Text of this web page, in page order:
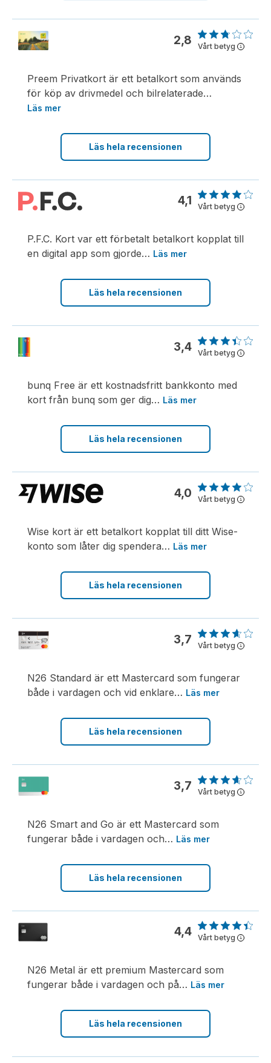
2,8 Vårt betyg i
Preem Privatkort är ett betalkort som används
för köp av drivmedel och bilrelaterade…
Läs mer
Läs hela recensionen
4,1 Vårt betyg i
P.F.C. Kort var ett förbetalt betalkort kopplat till
en digital app som gjorde… Läs mer
Läs hela recensionen
3,4 Vårt betyg i
bunq Free är ett kostnadsfritt bankkonto med
kort från bunq som ger dig… Läs mer
Läs hela recensionen
4,0 Vårt betyg i
Wise kort är ett betalkort kopplat till ditt Wise-
konto som låter dig spendera… Läs mer
Läs hela recensionen
3,7 Vårt betyg i
N26 Standard är ett Mastercard som fungerar
både i vardagen och vid enklare… Läs mer
Läs hela recensionen
3,7 Vårt betyg i
N26 Smart and Go är ett Mastercard som
fungerar både i vardagen och… Läs mer
Läs hela recensionen
4,4 Vårt betyg i
N26 Metal är ett premium Mastercard som
fungerar både i vardagen och på… Läs mer
Läs hela recensionen